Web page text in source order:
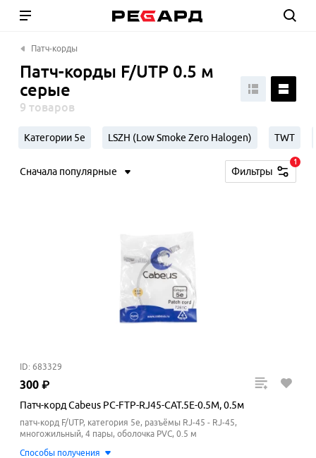
Патч-корды
Патч-корды F/UTP 0.5 м
серые
9 товаров
Категории 5e LSZH (Low Smoke Zero Halogen) TWT
Сначала популярные Фильтры
1
ID: 683329
300 ₽
Патч-корд Cabeus PC-FTP-RJ45-CAT.5E-0.5M, 0.5м
патч-корд F/UTP, категория 5e, разъёмы RJ-45 - RJ-45,
многожильный, 4 пары, оболочка PVC, 0.5 м
Способы получения